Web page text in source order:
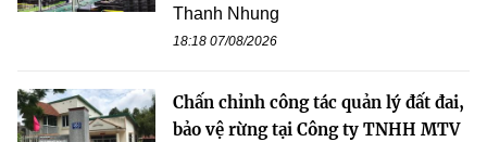
Thanh Nhung
18:18 07/08/2026
Chấn chỉnh công tác quản lý đất đai,
bảo vệ rừng tại Công ty TNHH MTV